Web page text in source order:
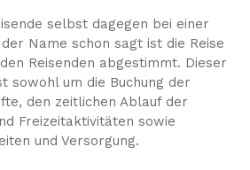
selbst dagegen bei einer
Name schon sagt ist die Reise
Reisenden abgestimmt. Dieser
sowohl um die Buchung der
den zeitlichen Ablauf der
Freizeitaktivitäten sowie
und Versorgung.